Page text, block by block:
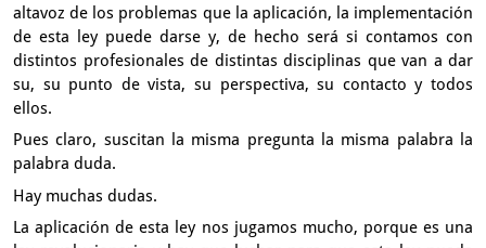
altavoz de los problemas que la aplicación, la implementación
de esta ley puede darse y, de hecho será si contamos con
distintos profesionales de distintas disciplinas que van a dar
su, su punto de vista, su perspectiva, su contacto y todos
ellos.
Pues claro, suscitan la misma pregunta
la misma palabra la
palabra duda.
Hay muchas dudas.
La aplicación de esta ley nos jugamos mucho, porque es una